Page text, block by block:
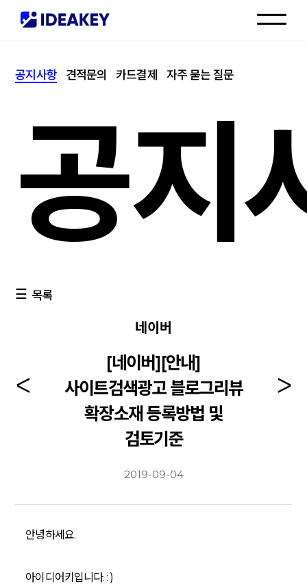
고객센터
공지사항 견적문의 카드결제 자주 묻는 질문
공지
목록
네이버
[네이버][안내]
사이트검색광고 블로그리뷰
확장소재 등록방법 및
검토기준
2019-09-04
안녕하세요.
아이디어키입니다. : )